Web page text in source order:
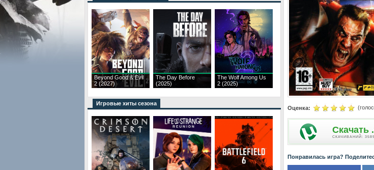
Beyond Good & Evil
2 (2027)
The Day Before
(2025)
The Wolf Among Us
2 (2025)
Игровые хиты сезона
Оценка:
Скачать
CКАЧИВАНИЙ: 3589
Понравилась игра?